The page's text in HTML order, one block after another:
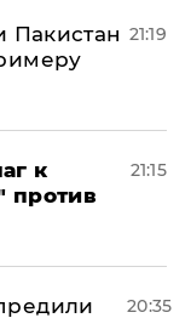
Пакистан 21:19
к
против
21:15
20:35